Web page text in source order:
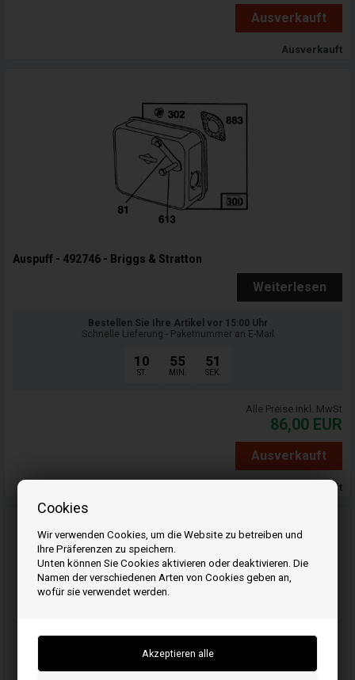
Cookies
Wir verwenden Cookies, um die Website zu betreiben und
Ihre Präferenzen zu speichern.
Unten können Sie Cookies aktivieren oder deaktivieren. Die
Namen der verschiedenen Arten von Cookies geben an,
wofür sie verwendet werden.
Ausverkauft
Ausverkauft
Auspuff - 492746 - Briggs & Stratton
Weiterlesen
Bestellen Sie Ihre Artikel vor 15:00 Uhr
Schnelle Lieferung - Paketnummer an E-Mail
10
ST.
55
MIN.
50
SEK.
Alle Preise inkl. MwSt
86,00 EUR
Ausverkauft
Ausverkauft